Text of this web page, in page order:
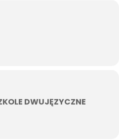
DWUJĘZYCZNE